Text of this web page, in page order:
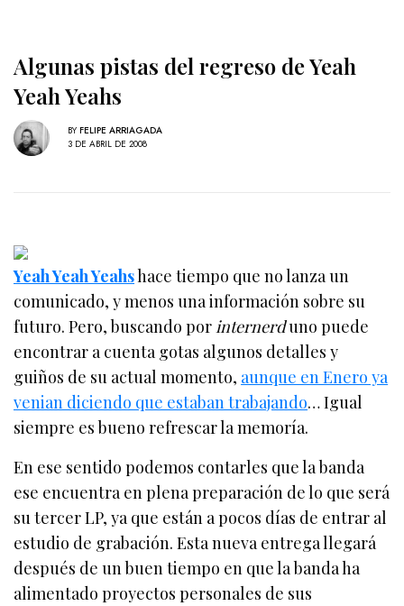
Algunas pistas del regreso de Yeah
Yeah Yeahs
BY FELIPE ARRIAGADA
3 DE ABRIL DE 2008
Yeah Yeah Yeahshace tiempo que no lanza un
comunicado, y menos una información sobre su
futuro. Pero, buscando porinternerduno puede
encontrar a cuenta gotas algunos detalles y
guiños de su actual momento, aunque en Enero ya
venian diciendo que estaban trabajando… Igual
siempre es bueno refrescar la memoría.
En ese sentido podemos contarles que la banda
ese encuentra en plena preparación de lo que será
su tercer LP, ya que están a pocos días de entrar al
estudio de grabación. Esta nueva entrega llegará
después de un buen tiempo en que la banda ha
alimentado proyectos personales de sus